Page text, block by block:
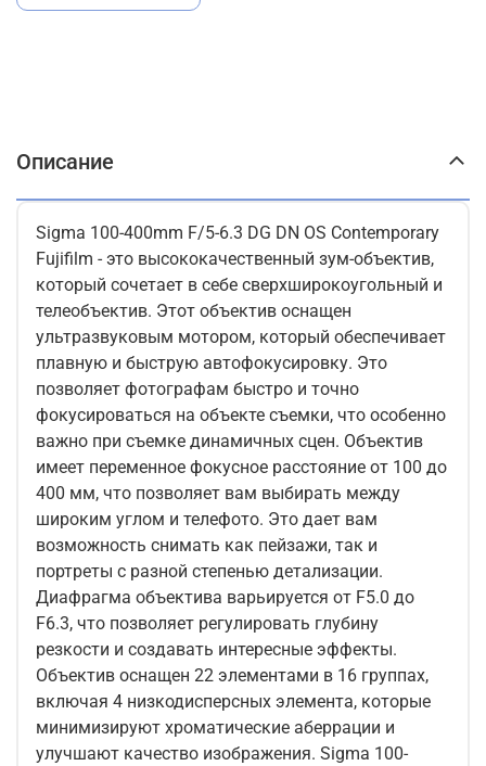
Описание
Sigma 100-400mm F/5-6.3 DG DN OS Contemporary
Fujifilm - это высококачественный зум-объектив,
который сочетает в себе сверхширокоугольный и
телеобъектив. Этот объектив оснащен
ультразвуковым мотором, который обеспечивает
плавную и быструю автофокусировку. Это
позволяет фотографам быстро и точно
фокусироваться на объекте съемки, что особенно
важно при съемке динамичных сцен. Объектив
имеет переменное фокусное расстояние от 100 до
400 мм, что позволяет вам выбирать между
широким углом и телефото. Это дает вам
возможность снимать как пейзажи, так и
портреты с разной степенью детализации.
Диафрагма объектива варьируется от F5.0 до
F6.3, что позволяет регулировать глубину
резкости и создавать интересные эффекты.
Объектив оснащен 22 элементами в 16 группах,
включая 4 низкодисперсных элемента, которые
минимизируют хроматические аберрации и
улучшают качество изображения. Sigma 100-